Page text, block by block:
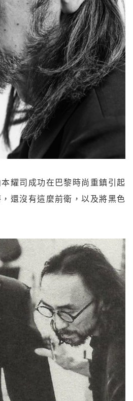
耀司成功在巴黎時尚重鎮引起
還沒有這麼前衛，以及將黑色